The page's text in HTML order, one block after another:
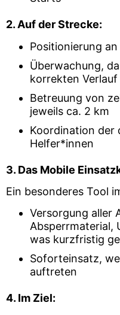
2. Auf der Strecke:
Positionierung
Überwachung,
korrekten
Betreuung von
jeweils ca. 2 km
Koordination der
Helfer*innen
3. Das Mobile
Ein besonderes Tool
Versorgung aller
Absperrmaterial,
was kurzfristig
Soforteinsatz,
auftreten
4. Im Ziel: